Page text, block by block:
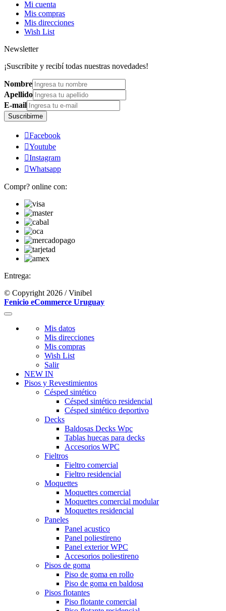
Mi cuenta
Mis compras
Mis direcciones
Wish List
Newsletter
¡Suscribite y recibí todas nuestras novedades!
Nombre
Apellido
E-mail
Suscribirme
Facebook
Youtube
Instagram
Whatsapp
Compr? online con:
Entrega:
© Copyright 2026 / Vinibel
Fenicio eCommerce Uruguay
Mis datos
Mis direcciones
Mis compras
Wish List
Salir
NEW IN
Pisos y Revestimientos
Césped sintético
Césped sintético residencial
Césped sintético deportivo
Decks
Baldosas Decks Wpc
Tablas huecas para decks
Accesorios WPC
Fieltros
Fieltro comercial
Fieltro residencial
Moquettes
Moquettes comercial
Moquettes comercial modular
Moquettes residencial
Paneles
Panel acustico
Panel poliestireno
Panel exterior WPC
Accesorios poliestireno
Pisos de goma
Piso de goma en rollo
Piso de goma en baldosa
Pisos flotantes
Piso flotante comercial